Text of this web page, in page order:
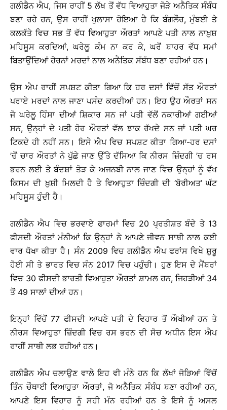
ਗਲੀਡੈਨ ਐਪ, ਜਿਸ ਰਾਹੀਂ 5 ਲੱਖ ਤੋਂ ਵੱਧ ਵਿਆਹੁਤਾ ਜੋੜੇ ਅਨੈਤਿਕ ਸੰਬੰਧ
ਬਣਾ ਰਹੇ ਹਨ, ਉਸ ਰਾਹੀਂ ਖੁਲਾਸਾ ਹੋਇਆ ਹੈ ਕਿ ਬੰਗਲੌਰ, ਮੁੰਬਈ ਤੇ
ਕਲਕੱਤੇ ਵਿਚ ਸਭ ਤੋਂ ਵੱਧ ਵਿਆਹੁਤਾ ਔਰਤਾਂ ਆਪਣੇ ਪਤੀ ਨਾਲ ਨਾਖ਼ੁਸ਼
ਮਹਿਸੂਸ ਕਰਦਿਆਂ, ਘਰੇਲੂ ਕੰਮ ਨਾ ਕਰ ਕੇ, ਘਰੋਂ ਬਾਹਰ ਵੱਧ ਸਮਾਂ
ਬਿਤਾਉਂਦਿਆਂ ਹੋਰਨਾਂ ਮਰਦਾਂ ਨਾਲ ਅਨੈਤਿਕ ਸੰਬੰਧ ਬਣਾ ਰਹੀਆਂ ਹਨ।
ਉਸ ਐਪ ਰਾਹੀਂ ਸਪਸ਼ਟ ਕੀਤਾ ਗਿਆ ਕਿ ਹਰ ਦਸਾਂ ਵਿੱਚੋਂ ਸੱਤ ਔਰਤਾਂ
ਪਰਾਏ ਮਰਦਾਂ ਨਾਲ ਜਾਣਾ ਪਸੰਦ ਕਰਦੀਆਂ ਹਨ। ਇਹ ਉਹ ਔਰਤਾਂ ਸਨ
ਜੋ ਘਰੇਲੂ ਹਿੰਸਾ ਦੀਆਂ ਸ਼ਿਕਾਰ ਸਨ ਜਾਂ ਪਤੀ ਵੱਲੋਂ ਨਕਾਰੀਆਂ ਗਈਆਂ
ਸਨ, ਉਨ੍ਹਾਂ ਦੇ ਪਤੀ ਹੋਰ ਔਰਤਾਂ ਵੱਲ ਝਾਕ ਰੱਖਦੇ ਸਨ ਜਾਂ ਪਤੀ ਘਰ
ਟਿਕਦੇ ਹੀ ਨਹੀਂ ਸਨ। ਇਸੇ ਐਪ ਵਿਚ ਸਪਸ਼ਟ ਕੀਤਾ ਗਿਆ-ਹਰ ਦਸਾਂ
’ਚੋਂ ਚਾਰ ਔਰਤਾਂ ਨੇ ਪੁੱਛੇ ਜਾਣ ਉੱਤੇ ਦੱਸਿਆ ਕਿ ਨੀਰਸ ਜ਼ਿੰਦਗੀ ’ਚ ਰਸ
ਭਰਨ ਲਈ ਤੇ ਬੰਦਸ਼ਾਂ ਤੋੜ ਕੇ ਅਜਨਬੀ ਨਾਲ ਜਾਣ ਵਿਚ ਉਨ੍ਹਾਂ ਨੂੰ ਵੱਖ
ਕਿਸਮ ਦੀ ਖ਼ੁਸ਼ੀ ਮਿਲਦੀ ਹੈ ਤੇ ਵਿਆਹੁਤਾ ਜ਼ਿੰਦਗੀ ਦੀ ‘ਬੋਰੀਅਤ’ ਘੱਟ
ਮਹਿਸੂਸ ਹੁੰਦੀ ਹੈ।
ਗਲੀਡੈਨ ਐਪ ਵਿਚ ਭਰਵਾਏ ਫਾਰਮਾਂ ਵਿਚ 20 ਪ੍ਰਤੀਸ਼ਤ ਬੰਦੇ ਤੇ 13
ਫੀਸਦੀ ਔਰਤਾਂ ਮੰਨੀਆਂ ਕਿ ਉਨ੍ਹਾਂ ਨੇ ਆਪਣੇ ਜੀਵਨ ਸਾਥੀ ਨਾਲ ਕਈ
ਵਾਰ ਧੋਖਾ ਕੀਤਾ ਹੈ। ਸੰਨ 2009 ਵਿਚ ਗਲੀਡੈਨ ਐਪ ਫਰਾਂਸ ਵਿਖੇ ਸ਼ੁਰੂ
ਹੋਈ ਸੀ ਤੇ ਭਾਰਤ ਵਿਚ ਸੰਨ 2017 ਵਿਚ ਪਹੁੰਚੀ। ਹੁਣ ਇਸ ਦੇ ਮੈਂਬਰਾਂ
ਵਿਚ 30 ਫੀਸਦੀ ਭਾਰਤੀ ਵਿਆਹੁਤਾ ਔਰਤਾਂ ਸ਼ਾਮਲ ਹਨ, ਜਿਹੜੀਆਂ 34
ਤੋਂ 49 ਸਾਲਾਂ ਦੀਆਂ ਹਨ।
ਇਨ੍ਹਾਂ ਵਿੱਚੋਂ 77 ਫੀਸਦੀ ਆਪਣੇ ਪਤੀ ਦੇ ਵਿਹਾਰ ਤੋਂ ਔਖੀਆਂ ਹਨ ਤੇ
ਨੀਰਸ ਵਿਆਹੁਤਾ ਜ਼ਿੰਦਗੀ ਵਿਚ ਰਸ ਭਰਨ ਦੀ ਸੋਚ ਅਧੀਨ ਇਸ ਐਪ
ਰਾਹੀਂ ਸਾਥੀ ਲਭ ਰਹੀਆਂ ਹਨ।
ਗਲੀਡੈਨ ਐਪ ਚਲਾਉਣ ਵਾਲੇ ਇਹ ਵੀ ਮੰਨੇ ਹਨ ਕਿ ਲੱਖਾਂ ਜੋੜਿਆਂ ਵਿੱਚੋਂ
ਤਿੰਨ ਚੌਥਾਈ ਵਿਆਹੁਤਾ ਔਰਤਾਂ, ਜੋ ਅਨੈਤਿਕ ਸੰਬੰਧ ਬਣਾ ਰਹੀਆਂ ਹਨ,
ਆਪਣੇ ਇਸ ਵਿਹਾਰ ਨੂੰ ਸਹੀ ਮੰਨ ਰਹੀਆਂ ਹਨ ਤੇ ਇਸੇ ਨੂੰ ਅਸਲ